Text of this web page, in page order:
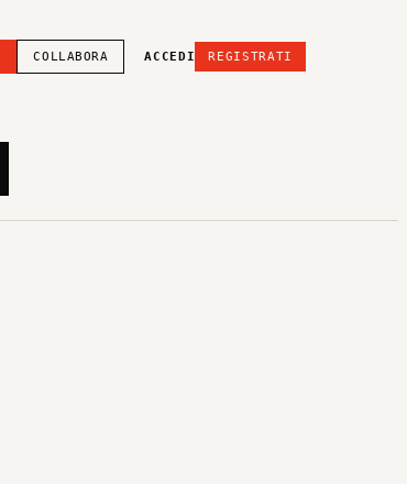
COLLABORA ACCEDI REGISTRATI